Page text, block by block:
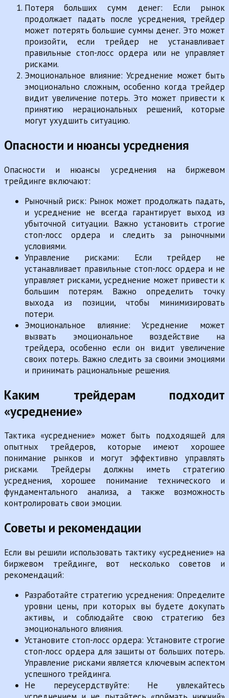
Потеря больших сумм денег: Если рынок
продолжает падать после усреднения, трейдер
может потерять большие суммы денег. Это может
произойти, если трейдер не устанавливает
правильные стоп-лосс ордера или не управляет
рисками.
Эмоциональное влияние: Усреднение может быть
эмоционально сложным, особенно когда трейдер
видит увеличение потерь. Это может привести к
принятию нерациональных решений, которые
могут ухудшить ситуацию.
Опасности и нюансы усреднения
Опасности и нюансы усреднения на биржевом
трейдинге включают:
Рыночный риск: Рынок может продолжать падать,
и усреднение не всегда гарантирует выход из
убыточной ситуации. Важно установить строгие
стоп-лосс ордера и следить за рыночными
условиями.
Управление рисками: Если трейдер не
устанавливает правильные стоп-лосс ордера и не
управляет рисками, усреднение может привести к
большим потерям. Важно определить точку
выхода из позиции, чтобы минимизировать
потери.
Эмоциональное влияние: Усреднение может
вызвать эмоциональное воздействие на
трейдера, особенно если он видит увеличение
своих потерь. Важно следить за своими эмоциями
и принимать рациональные решения.
Каким трейдерам подходит
«усреднение»
Тактика «усреднение» может быть подходящей для
опытных трейдеров, которые имеют хорошее
понимание рынков и могут эффективно управлять
рисками. Трейдеры должны иметь стратегию
усреднения, хорошее понимание технического и
фундаментального анализа, а также возможность
контролировать свои эмоции.
Советы и рекомендации
Если вы решили использовать тактику «усреднение» на
биржевом трейдинге, вот несколько советов и
рекомендаций:
Разработайте стратегию усреднения: Определите
уровни цены, при которых вы будете докупать
активы, и соблюдайте свою стратегию без
эмоционального влияния.
Установите стоп-лосс ордера: Установите строгие
стоп-лосс ордера для защиты от больших потерь.
Управление рисками является ключевым аспектом
успешного трейдинга.
Не переусердствуйте: Не увлекайтесь